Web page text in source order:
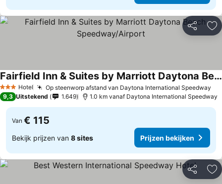
Delen
3 SterrenHotel Op steenworp afstand van Daytona International Speedway
Fairfield Inn & Suites by Marriott Daytona Beach Speedway/Airport
Prijzen bekijken
9,3 Uitstekend 1.649 1.0 km vanaf Daytona International Speedway
Van € 115
Bekijk prijzen van 8 sites Prijzen bekijken
Delen